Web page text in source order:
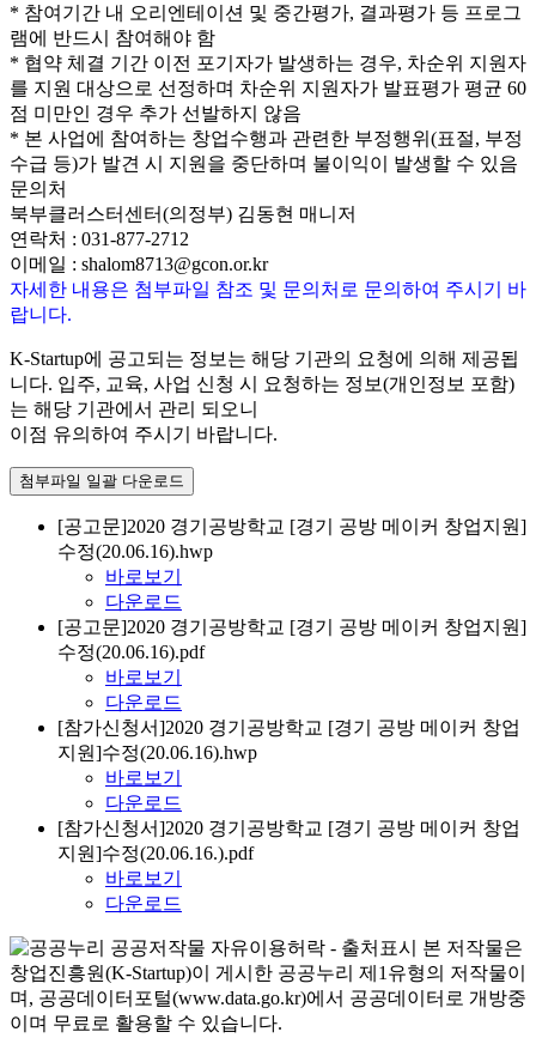
* 참여기간 내 오리엔테이션 및 중간평가, 결과평가 등 프로그
램에 반드시 참여해야 함
* 협약 체결 기간 이전 포기자가 발생하는 경우, 차순위 지원자
를 지원 대상으로 선정하며 차순위 지원자가 발표평가 평균 60
점 미만인 경우 추가 선발하지 않음
* 본 사업에 참여하는 창업수행과 관련한 부정행위(표절, 부정
수급 등)가 발견 시 지원을 중단하며 불이익이 발생할 수 있음
문의처
북부클러스터센터(의정부) 김동현 매니저
연락처 : 031-877-2712
이메일 : shalom8713@gcon.or.kr
자세한 내용은 첨부파일 참조 및 문의처로 문의하여 주시기 바
랍니다.
K-Startup에 공고되는 정보는 해당 기관의 요청에 의해 제공됩
니다. 입주, 교육, 사업 신청 시 요청하는 정보(개인정보 포함)
는 해당 기관에서 관리 되오니
이점 유의하여 주시기 바랍니다.
첨부파일 일괄 다운로드
[공고문]2020 경기공방학교 [경기 공방 메이커 창업지원]
수정(20.06.16).hwp
바로보기
다운로드
[공고문]2020 경기공방학교 [경기 공방 메이커 창업지원]
수정(20.06.16).pdf
바로보기
다운로드
[참가신청서]2020 경기공방학교 [경기 공방 메이커 창업
지원]수정(20.06.16).hwp
바로보기
다운로드
[참가신청서]2020 경기공방학교 [경기 공방 메이커 창업
지원]수정(20.06.16.).pdf
바로보기
다운로드
본 저작물은
창업진흥원(K-Startup)이 게시한 공공누리 제1유형의 저작물이
며, 공공데이터포털(www.data.go.kr)에서 공공데이터로 개방중
이며 무료로 활용할 수 있습니다.